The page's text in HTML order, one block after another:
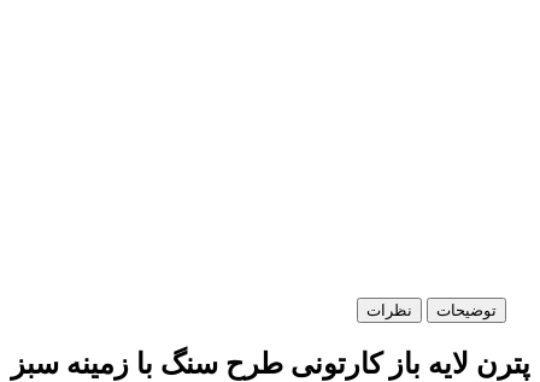
توضیحات نظرات
پترن لایه باز کارتونی طرح سنگ‌ با زمینه سبز